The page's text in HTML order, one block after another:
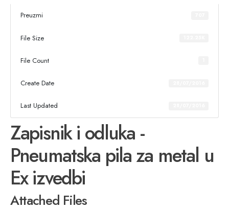
Preuzmi
File Size
File Count
Create Date
Last Updated
Zapisnik i odluka -
Pneumatska pila za metal u
Ex izvedbi
Attached Files